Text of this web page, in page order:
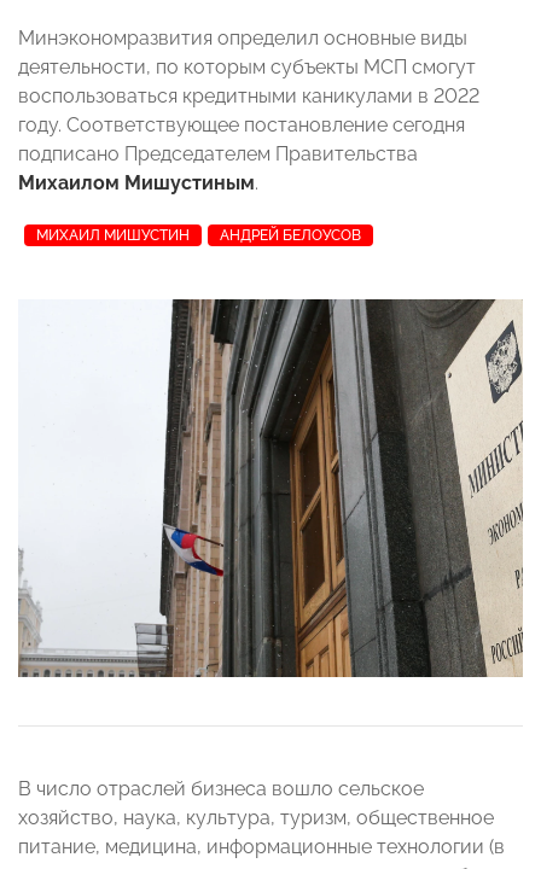
Минэкономразвития определил основные виды
деятельности, по которым субъекты МСП смогут
воспользоваться кредитными каникулами в 2022
году. Соответствующее постановление сегодня
подписано Председателем Правительства
Михаилом Мишустиным.
МИХАИЛ МИШУСТИН АНДРЕЙ БЕЛОУСОВ
В число отраслей бизнеса вошло сельское
хозяйство, наука, культура, туризм, общественное
питание, медицина, информационные технологии (в